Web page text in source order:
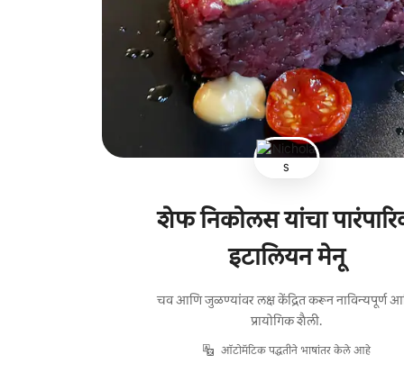
शेफ निकोलस यांचा
इटालियन मेनू
चव आणि जुळण्यांवर लक्ष केंद्रित करून नाविन्यपूर्ण
प्रायोगिक शैली.
ऑटोमॅटिक पद्धतीने भाषांतर केले आहे